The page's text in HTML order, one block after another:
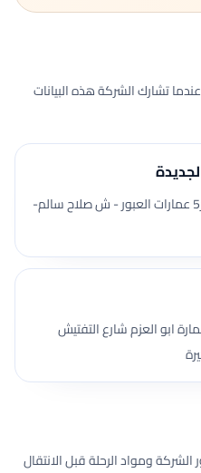
تشارك الشركة هذه البيانات
شقه رقم4 الدور الخامس - عقار5 عمارات العبور - ش صلاح سالم-
عمارة ابو العزم شارع التفتيش
ومواد الرحلة قبل الانتقال